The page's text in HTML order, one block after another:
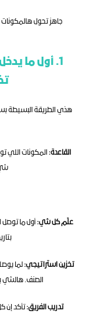
جاهز تحول
القاعدة:
علّم كل شي:
تخزين استراتيجي:
الصنف. هالشي
تدريب الفريق: